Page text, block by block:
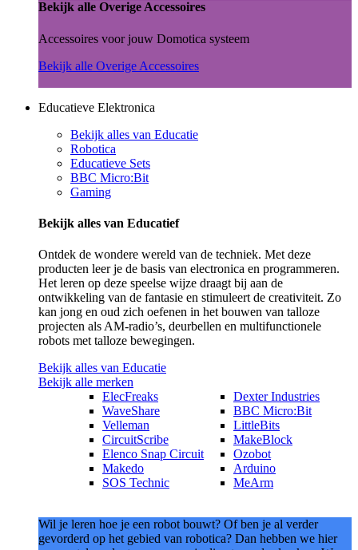
Bekijk alle Overige Accessoires
Accessoires voor jouw Domotica systeem
Bekijk alle Overige Accessoires
Educatieve Elektronica
Bekijk alles van Educatie
Robotica
Educatieve Sets
BBC Micro:Bit
Gaming
Bekijk alles van Educatief
Ontdek de wondere wereld van de techniek. Met deze
producten leer je de basis van electronica en programmeren.
Het leren op deze speelse wijze draagt bij aan de
ontwikkeling van de fantasie en stimuleert de creativiteit. Zo
kan jong en oud zich oefenen in het bouwen van talloze
projecten als AM-radio’s, deurbellen en multifunctionele
robots met talloze bewegingen.
Bekijk alles van Educatie
Bekijk alle merken
ElecFreaks
WaveShare
Velleman
CircuitScribe
Elenco Snap Circuit
Makedo
SOS Technic
Dexter Industries
BBC Micro:Bit
LittleBits
MakeBlock
Ozobot
Arduino
MeArm
Wil je leren hoe je een robot bouwt? Of ben je al verder
gevorderd op het gebied van robotica? Dan hebben we hier